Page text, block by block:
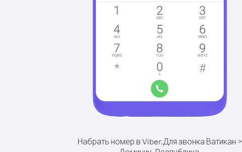
Набрать номер в Viber.Для звонка Ватикан >